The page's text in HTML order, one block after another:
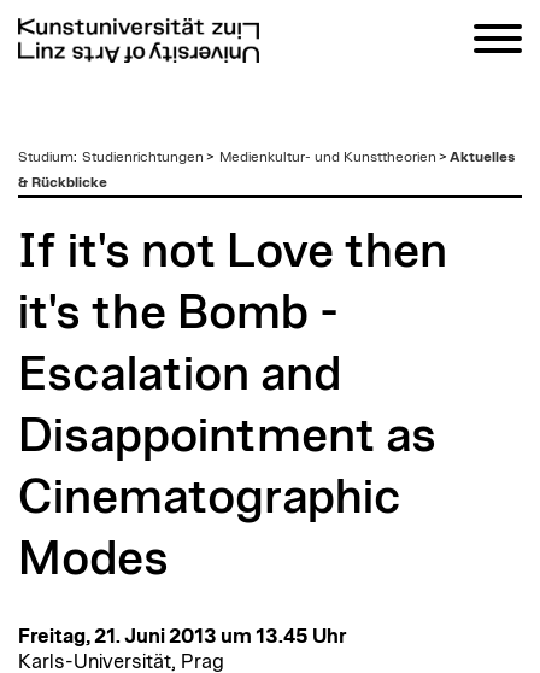
zum
Inhalt
Studium: Studienrichtungen > Medienkultur- und Kunsttheorien > Aktuelles
& Rückblicke
If it's not Love then
it's the Bomb -
Escalation and
Disappointment as
Cinematographic
Modes
Freitag, 21. Juni 2013 um 13.45 Uhr
Karls-Universität, Prag